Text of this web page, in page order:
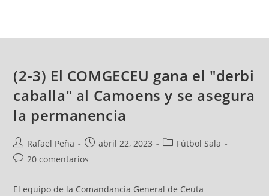
(2-3) El COMGECEU gana el "derbi
caballa" al Camoens y se asegura
la permanencia
Rafael Peña abril 22, 2023
Fútbol Sala
20 comentarios
El equipo de la Comandancia General de Ceuta